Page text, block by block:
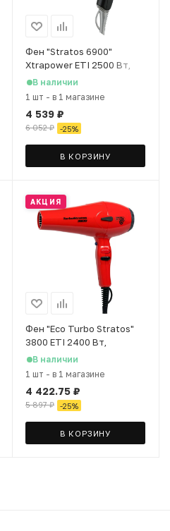
Фен "Stratos 6900"
Xtrapower ETI 2500 Вт,
чёрный
В наличии
1 шт - в 1 магазине
4 539 ₽
6 052₽ -25%
В КОРЗИНУ
АКЦИЯ
Фен "Eco Turbo Stratos"
3800 ETI 2400 Вт,
красный
В наличии
1 шт - в 1 магазине
4 422.75 ₽
5 897₽ -25%
В КОРЗИНУ